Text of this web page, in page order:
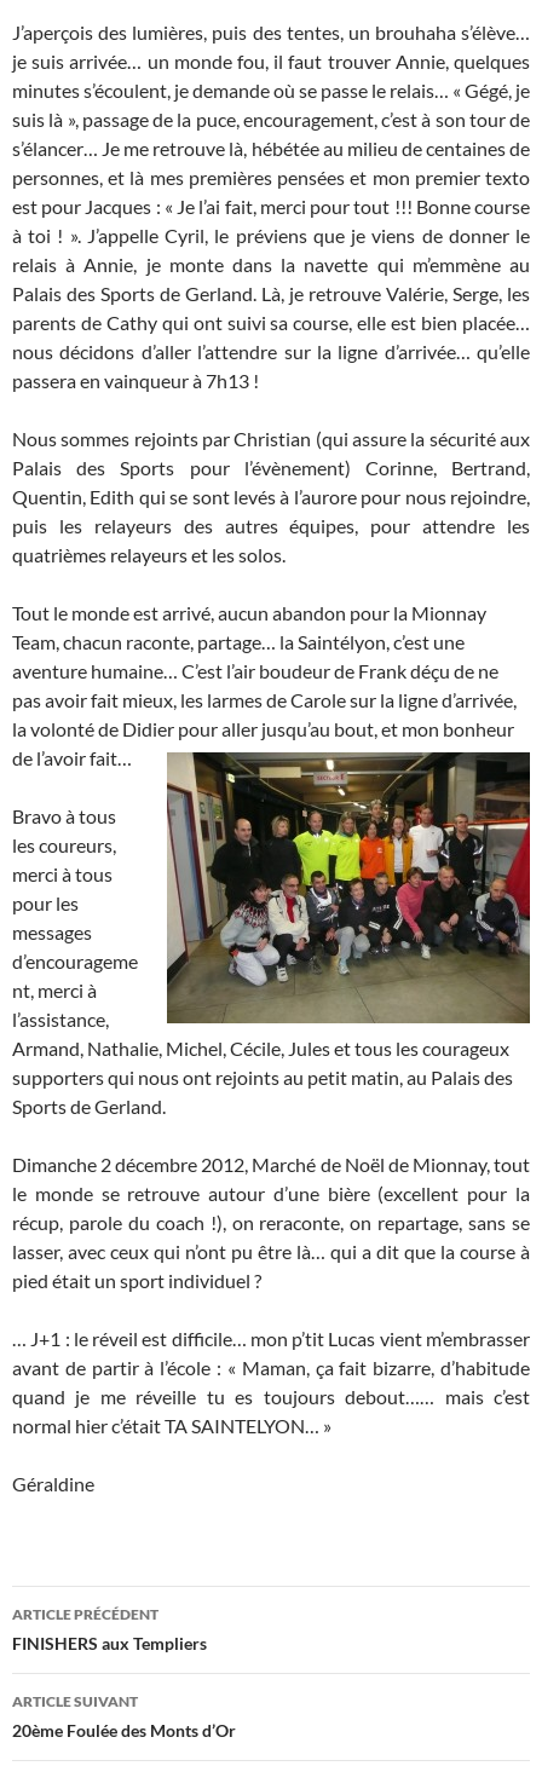
J’aperçois des lumières, puis des tentes, un brouhaha s’élève…
je suis arrivée… un monde fou, il faut trouver Annie, quelques
minutes s’écoulent, je demande où se passe le relais… « Gégé, je
suis là », passage de la puce, encouragement, c’est à son tour de
s’élancer… Je me retrouve là, hébétée au milieu de centaines de
personnes, et là mes premières pensées et mon premier texto
est pour Jacques : « Je l’ai fait, merci pour tout !!! Bonne course
à toi ! ». J’appelle Cyril, le préviens que je viens de donner le
relais à Annie, je monte dans la navette qui m’emmène au
Palais des Sports de Gerland. Là, je retrouve Valérie, Serge, les
parents de Cathy qui ont suivi sa course, elle est bien placée…
nous décidons d’aller l’attendre sur la ligne d’arrivée… qu’elle
passera en vainqueur à 7h13 !
Nous sommes rejoints par Christian (qui assure la sécurité aux
Palais des Sports pour l’évènement) Corinne, Bertrand,
Quentin, Edith qui se sont levés à l’aurore pour nous rejoindre,
puis les relayeurs des autres équipes, pour attendre les
quatrièmes relayeurs et les solos.
Tout le monde est arrivé, aucun abandon pour la Mionnay
Team, chacun raconte, partage… la Saintélyon, c’est une
aventure humaine… C’est l’air boudeur de Frank déçu de ne
pas avoir fait mieux, les larmes de Carole sur la ligne d’arrivée,
la volonté de Didier pour aller jusqu’au bout, et mon bonheur
de l’avoir fait…
Bravo à tous
les coureurs,
merci à tous
pour les
messages
d’encourageme
nt, merci à
l’assistance,
Armand, Nathalie, Michel, Cécile, Jules et tous les courageux
supporters qui nous ont rejoints au petit matin, au Palais des
Sports de Gerland.
Dimanche 2 décembre 2012, Marché de Noël de Mionnay, tout
le monde se retrouve autour d’une bière (excellent pour la
récup, parole du coach !), on reraconte, on repartage, sans se
lasser, avec ceux qui n’ont pu être là… qui a dit que la course à
pied était un sport individuel ?
… J+1 : le réveil est difficile… mon p’tit Lucas vient m’embrasser
avant de partir à l’école : « Maman, ça fait bizarre, d’habitude
quand je me réveille tu es toujours debout…… mais c’est
normal hier c’était TA SAINTELYON… »
Géraldine
Navigation
des
articles
ARTICLE PRÉCÉDENT
FINISHERS aux Templiers
ARTICLE SUIVANT
20ème Foulée des Monts d’Or